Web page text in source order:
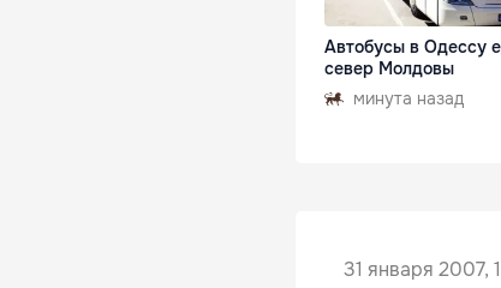
Автобусы в Одессу
север Молдовы
минута назад
31 января 2007,